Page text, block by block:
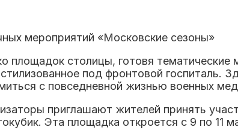
мероприятий «Московские сезоны»
площадок столицы, готовя
под фронтовой госпиталь.
с повседневной жизнью военных
приглашают жителей принять
Эта площадка откроется с 9 по 11